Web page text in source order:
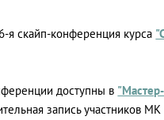
я скайп-конференция курса
доступны в
запись участников